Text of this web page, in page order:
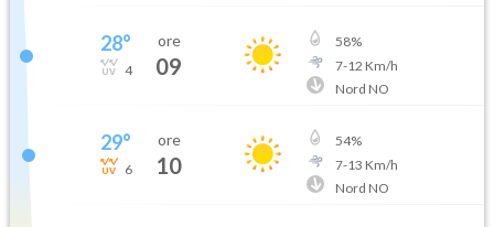
28°
4
ore
09
58%
7-12 Km/h
Nord NO
29°
6
ore
10
54%
7-13 Km/h
Nord NO